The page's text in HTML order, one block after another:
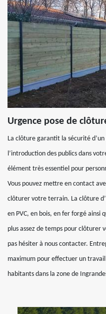
Urgence pose de
La clôture garantit la sécurité
l’introduction des publics dans
élément très essentiel pour
Vous pouvez mettre en contact
clôturer votre terrain. La clôture
en PVC, en bois, en fer forgé ainsi
plus assez de temps pour clôturer
pas hésiter à nous contacter.
maximum pour effectuer un
habitants dans la zone de